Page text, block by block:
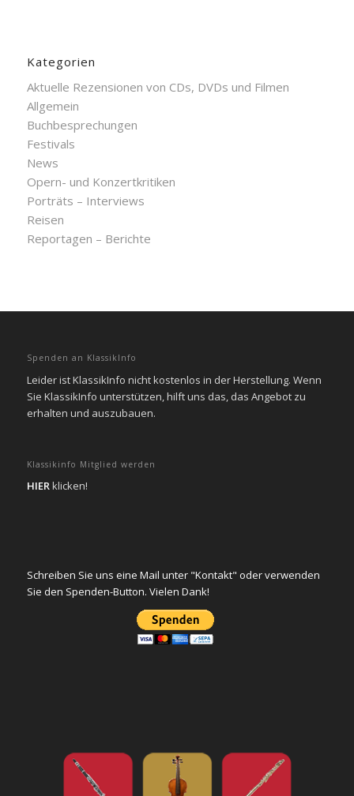
Kategorien
Aktuelle Rezensionen von CDs, DVDs und Filmen
Allgemein
Buchbesprechungen
Festivals
News
Opern- und Konzertkritiken
Porträts – Interviews
Reisen
Reportagen – Berichte
Spenden an KlassikInfo
Leider ist KlassikInfo nicht kostenlos in der Herstellung. Wenn
Sie KlassikInfo unterstützen, hilft uns das, das Angebot zu
erhalten und auszubauen.
Klassikinfo Mitglied werden
HIERklicken!
Schreiben Sie uns eine Mail unter "Kontakt" oder verwenden
Sie den Spenden-Button. Vielen Dank!